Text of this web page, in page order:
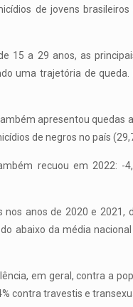
de jovens
15 a 29 anos, as
uma trajetória de
apresentou quedas
de negros no país
recuou em 2022: -
anos de 2020 e
abaixo da média
em geral, contra a
contra travestis e